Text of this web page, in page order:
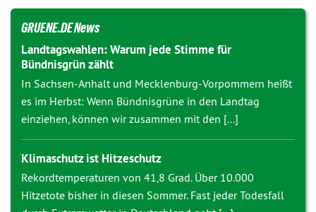
GRUENE.DE News
Landtagswahlen: Warum jede Stimme für
Bündnisgrün zählt
In Sachsen-Anhalt und Mecklenburg-Vorpommern heißt
es im Herbst: Wenn Bündnisgrüne in den Landtag
einziehen, können wir zusammen mit den [...]
Klimaschutz ist Hitzeschutz
Rekordtemperaturen von 41,8 Grad. Über 10.000
Hitzetote bisher in diesen Sommer. Fast jeder Todesfall